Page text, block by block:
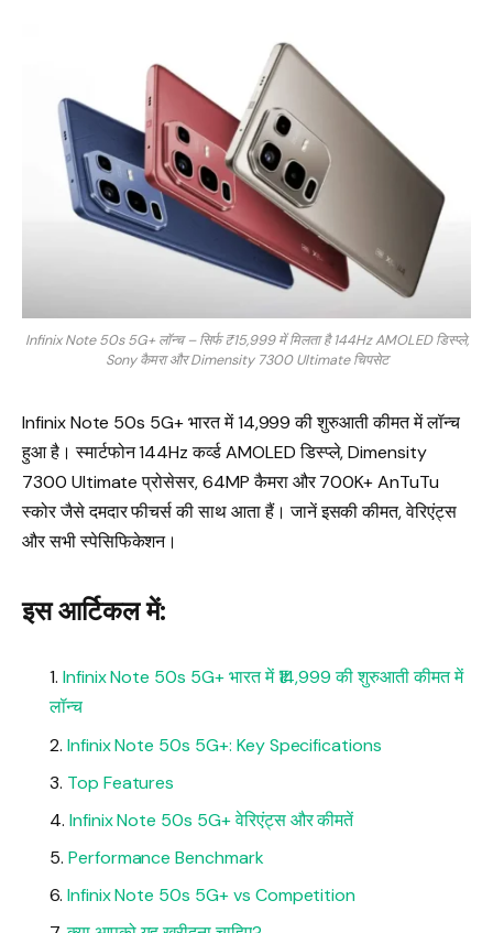
Infinix Note 50s 5G+ लॉन्च – सिर्फ ₹15,999 में मिलता है 144Hz AMOLED डिस्प्ले,
Sony कैमरा और Dimensity 7300 Ultimate चिपसेट
Infinix Note 50s 5G+ भारत में ₹14,999 की शुरुआती कीमत में लॉन्च
हुआ है। स्मार्टफोन 144Hz कर्व्ड AMOLED डिस्प्ले, Dimensity
7300 Ultimate प्रोसेसर, 64MP कैमरा और 700K+ AnTuTu
स्कोर जैसे दमदार फीचर्स की साथ आता हैं। जानें इसकी कीमत, वेरिएंट्स
और सभी स्पेसिफिकेशन।
इस आर्टिकल में:
Infinix Note 50s 5G+ भारत में ₹14,999 की शुरुआती कीमत में
लॉन्च
Infinix Note 50s 5G+: Key Specifications
Top Features
Infinix Note 50s 5G+ वेरिएंट्स और कीमतें
Performance Benchmark
Infinix Note 50s 5G+ vs Competition